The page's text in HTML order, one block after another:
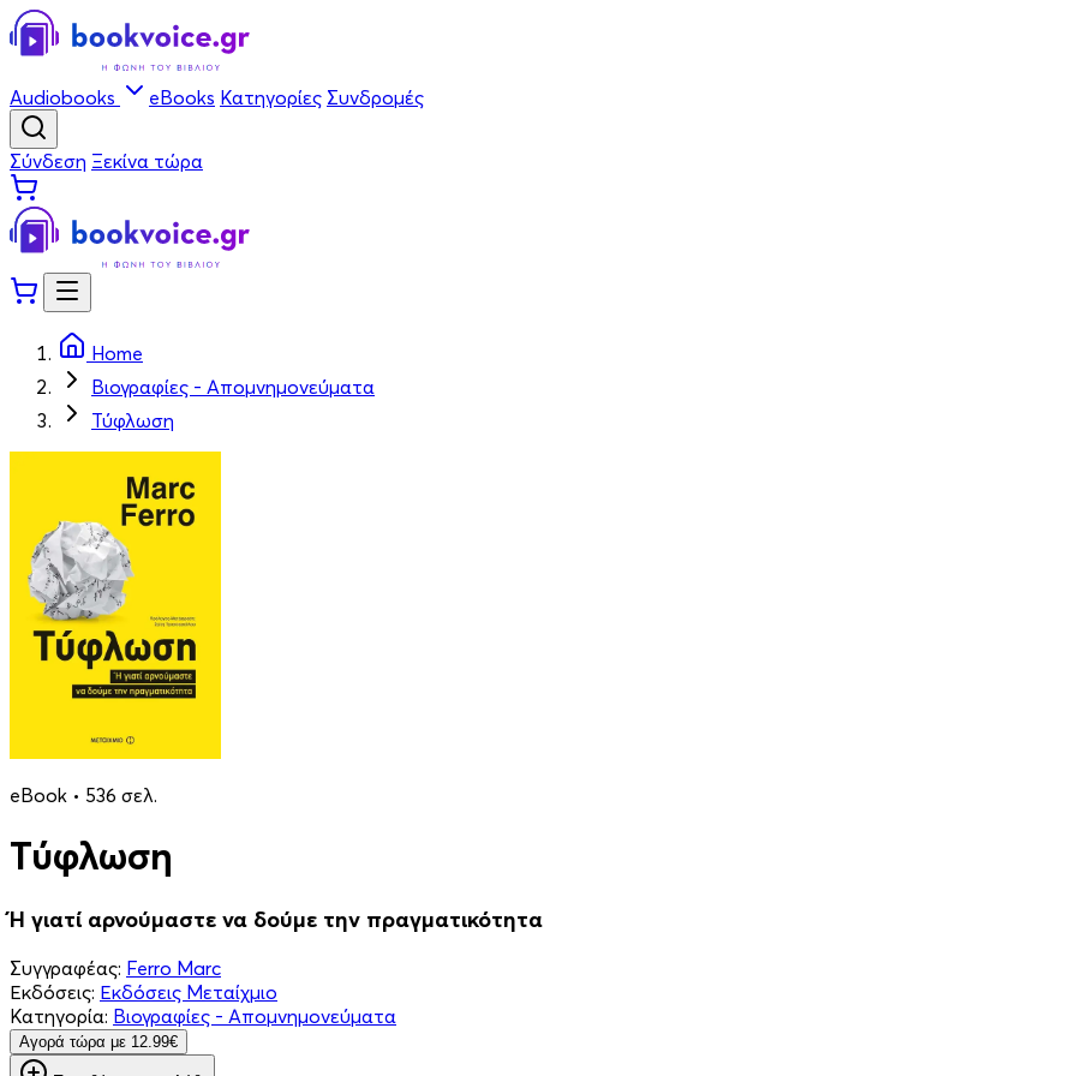
Audiobooks eBooks Κατηγορίες Συνδρομές
Σύνδεση Ξεκίνα τώρα
Home
Βιογραφίες - Απομνημονεύματα
Τύφλωση
eBook • 536 σελ.
Τύφλωση
Ή γιατί αρνούμαστε να δούμε την πραγματικότητα
Συγγραφέας: Ferro Marc
Εκδόσεις: Εκδόσεις Μεταίχμιο
Κατηγορία: Βιογραφίες - Απομνημονεύματα
Aγορά τώρα με 12.99€